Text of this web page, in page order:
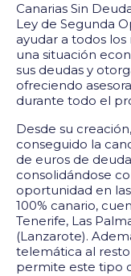
Canarias Sin
Ley de Segunda
ayudar a todos los
una situación
sus deudas y
ofreciendo
durante todo el
Desde su
conseguido la
de euros de
consolidándose
oportunidad en
100% canario,
Tenerife, Las
(Lanzarote).
telemática al
permite este tipo